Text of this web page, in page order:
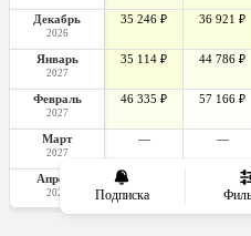
Подписка
Декабрь
2026
35 246 ₽ 36 921 ₽
Январь
2027
35 114 ₽ 44 786 ₽
Февраль
2027
46 335 ₽ 57 166 ₽
Март
2027
— —
Апрель
2027